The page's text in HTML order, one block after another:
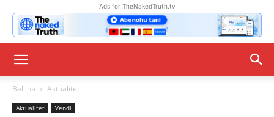
Ads for TheNakedTruth.tv
Ballina Aktualitet
Aktualitet Vendi